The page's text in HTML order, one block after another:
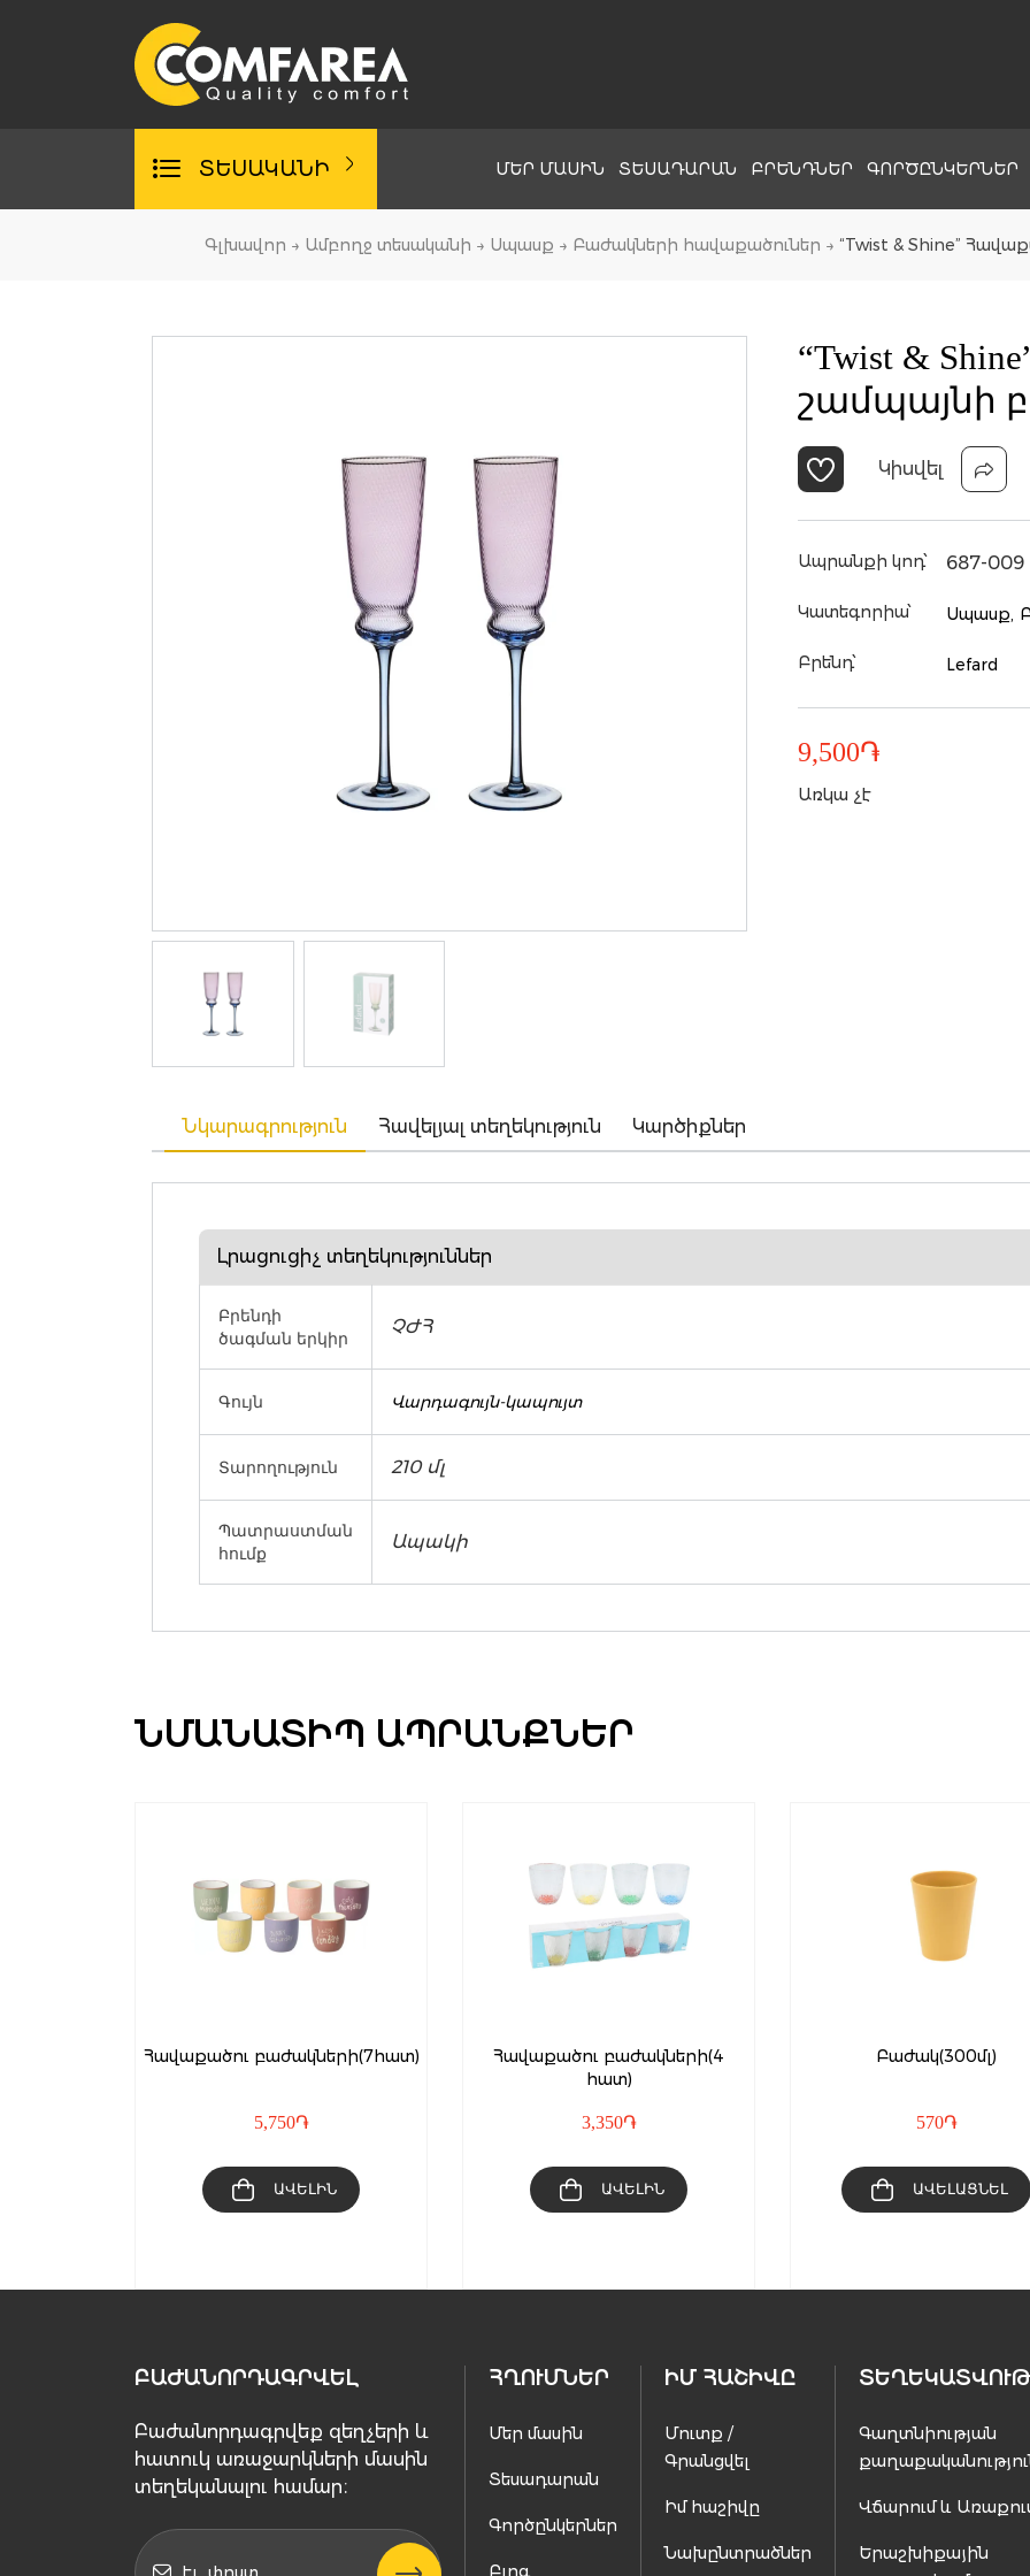
ՏԵՍԱԿԱՆԻ ՄԵՐ ՄԱՍԻՆ ՏԵՍԱԴԱՐԱՆ ԲՐԵՆԴՆԵՐ ԳՈՐԾԸՆԿԵՐՆԵՐ
Գլխավոր → Ամբողջ տեսականի → Սպասք → Բաժակների հավաքածուներ → “Twist & Shine”
“Twist &
շամպայնի
Կիսվել
Ապրանքի կոդ՝ 687-009
Կատեգորիա՝ Սպասք,
Բրենդ՝ Lefard
9,500֏
Առկա չէ
Նկարագրություն Հավելյալ տեղեկություն Կարծիքներ
Լրացուցիչ տեղեկություններ
Բրենդի
ծագման երկիր
ՉԺՀ
Գույն Վարդագույն-կապույտ
Տարողություն 210 մլ
Պատրաստման
հումք
Ապակի
ՆՄԱՆԱՏԻՊ ԱՊՐԱՆՔՆԵՐ
Հավաքածու բաժակների(7հատ)
5,750֏
ԱՎԵԼԻՆ
Հավաքածու բաժակների(4
հատ)
3,350֏
ԱՎԵԼԻՆ
Բաժակ(300մլ)
570֏
ԱՎԵԼԱՑՆԵԼ
ԲԱԺԱՆՈՐԴԱԳՐՎԵԼ
Բաժանորդագրվեք զեղչերի և
հատուկ առաջարկների մասին
տեղեկանալու համար։
ՀՂՈՒՄՆԵՐ
Մեր մասին
Տեսադարան
Գործընկերներ
Բլոգ
ԻՄ ՀԱՇԻՎԸ
Մուտք /
Գրանցվել
Իմ հաշիվը
Նախընտրածներ
Գաղտնիության
Վճարում և
Երաշխիքային